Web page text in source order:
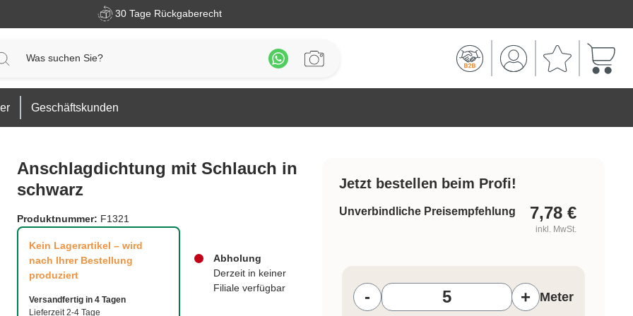
30 Tage Rückgaberecht
Geschäftskunden
Anschlagdichtung mit Schlauch in
schwarz
Produktnummer: F1321
Kein Lagerartikel – wird
nach Ihrer Bestellung
produziert
Versandfertig in 4 Tagen
Lieferzeit 2-4 Tage
Abholung
Derzeit in keiner
Filiale verfügbar
Jetzt bestellen beim Profi!
Unverbindliche Preisempfehlung 7,78 €
inkl. MwSt.
-
+ Meter